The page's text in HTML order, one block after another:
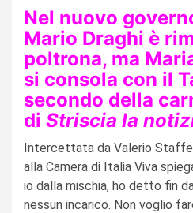
Nel nuovo
Mario Draghi è
poltrona, ma
si consola con il
secondo della
di Striscia la
Intercettata da Valerio
alla Camera di Italia Viva
io dalla mischia, ho detto fin
nessun incarico. Non voglio